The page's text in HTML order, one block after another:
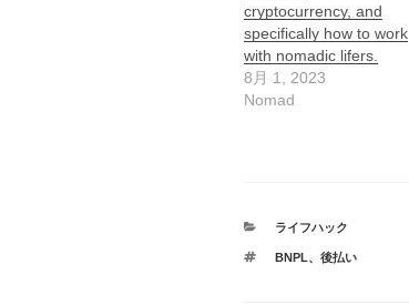
cryptocurrency, and
specifically how to work
with nomadic lifers.
8月 1, 2023
Nomad
カ
ゴ
ライフハック
タ
BNPL、 後払い